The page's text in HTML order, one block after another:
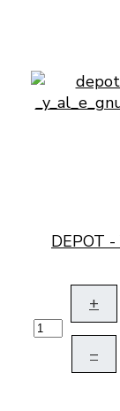
DEPOT
+
–